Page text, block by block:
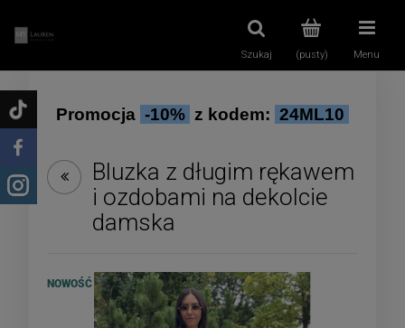
(pusty)
Szukaj Menu
Promocja -10% z kodem: 24ML10
Bluzka z długim rękawem
i ozdobami na dekolcie
damska
NOWOŚĆ